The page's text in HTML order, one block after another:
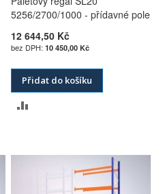
5256/2700/1000 - přídavné pole
12 644,50 Kč
10 450,00 Kč
Přidat do košíku
POROVNÁNÍ